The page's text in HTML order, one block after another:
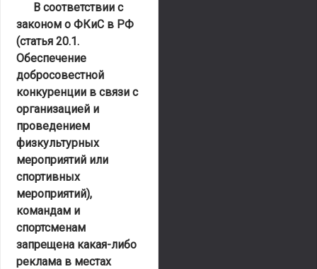
В соответствии с
законом о ФКиС в РФ
(статья 20.1.
Обеспечение
добросовестной
конкуренции в связи с
организацией и
проведением
физкультурных
мероприятий или
спортивных
мероприятий),
командам и
спортсменам
запрещена какая-либо
реклама в местах